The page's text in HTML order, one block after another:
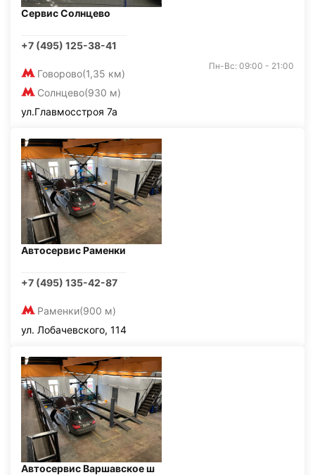
Сервис Солнцево
+7 (495) 125-38-41
Говорово(1,35 км)
Солнцево(930 м)
Пн-Вс: 09:00 - 21:00
ул.Главмосстроя 7а
Автосервис Раменки
+7 (495) 135-42-87
Раменки(900 м)
ул. Лобачевского, 114
Автосервис Варшавское ш